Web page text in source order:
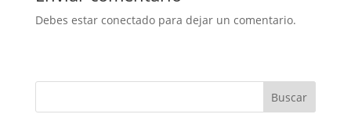
Debes estar conectado para dejar un comentario.